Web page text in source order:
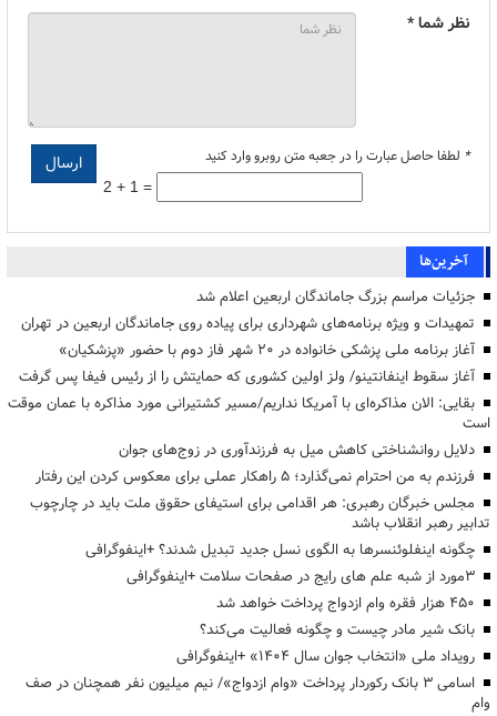
نظر شما *
* لطفا حاصل عبارت را در جعبه متن روبرو وارد کنید
2 + 1 =
آخرین‌ها
جزئیات مراسم بزرگ جاماندگان اربعین اعلام شد
تمهیدات و ویژه برنامه‌های شهرداری برای پیاده روی جاماندگان اربعین در تهران
آغاز برنامه ملی پزشکی خانواده در ۲۰ شهر فاز دوم با حضور «پزشکیان»
آغاز سقوط اینفانتینو/ ولز اولین کشوری که حمایتش را از رئیس فیفا پس گرفت
بقایی: الان مذاکره‌ای با آمریکا نداریم/مسیر کشتیرانی مورد مذاکره با عمان موقت
است
دلایل روانشناختی کاهش میل به فرزندآوری در زوج‌های جوان
فرزندم به من احترام نمی‌گذارد؛ ۵ راهکار عملی برای معکوس کردن این رفتار
مجلس خبرگان رهبری: هر اقدامی برای استیفای حقوق ملت باید در چارچوب
تدابیر رهبر انقلاب باشد
چگونه اینفلوئنسرها به الگوی نسل جدید تبدیل شدند؟ +اینفوگرافی
3مورد از شبه علم های رایج در صفحات سلامت +اینفوگرافی
۴۵۰ هزار فقره وام ازدواج پرداخت خواهد شد
بانک شیر مادر چیست و چگونه فعالیت می‌کند؟
رویداد ملی «انتخاب جوان سال ۱۴۰۴» +اینفوگرافی
اسامی ۳ بانک رکوردار پرداخت «وام ازدواج»/ نیم میلیون نفر همچنان در صف
وام